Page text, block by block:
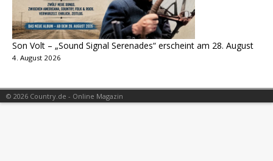
Son Volt – „Sound Signal Serenades“ erscheint am 28. August
4. August 2026
© 2026 Country.de - Online Magazin